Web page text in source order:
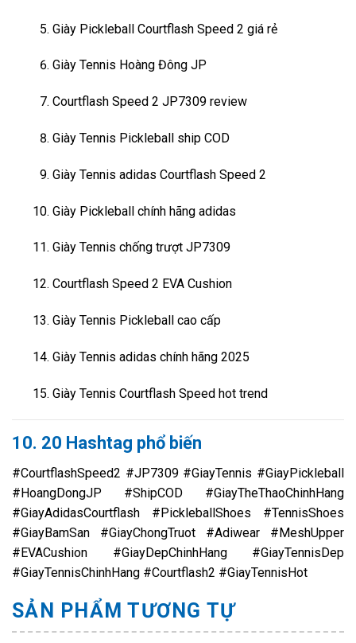
Giày Pickleball Courtflash Speed 2 giá rẻ
Giày Tennis Hoàng Đông JP
Courtflash Speed 2 JP7309 review
Giày Tennis Pickleball ship COD
Giày Tennis adidas Courtflash Speed 2
Giày Pickleball chính hãng adidas
Giày Tennis chống trượt JP7309
Courtflash Speed 2 EVA Cushion
Giày Tennis Pickleball cao cấp
Giày Tennis adidas chính hãng 2025
Giày Tennis Courtflash Speed hot trend
10. 20 Hashtag phổ biến
#CourtflashSpeed2 #JP7309 #GiayTennis #GiayPickleball
#HoangDongJP #ShipCOD #GiayTheThaoChinhHang
#GiayAdidasCourtflash #PickleballShoes #TennisShoes
#GiayBamSan #GiayChongTruot #Adiwear #MeshUpper
#EVACushion #GiayDepChinhHang #GiayTennisDep
#GiayTennisChinhHang #Courtflash2 #GiayTennisHot
SẢN PHẨM TƯƠNG TỰ